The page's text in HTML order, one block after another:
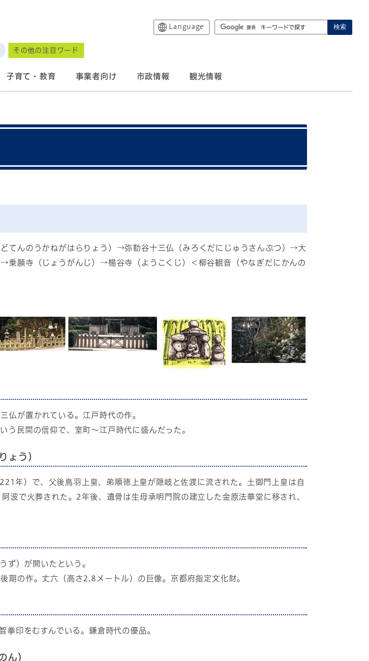
Language 検索
その他の注目ワード
子育て・教育 事業者向け 市政情報 観光情報
てんのうかねがはらりょう）→弥勒谷十三仏（みろくだにじゅうさんぶつ）→大
願寺（じょうがんじ）→楊谷寺（ようこくじ）＜柳谷観音（やなぎだにかんの
仏が置かれている。江戸時代の作。
う民間の信仰で、室町～江戸時代に盛んだった。
ょう）
年）で、父後鳥羽上皇、弟順徳上皇が隠岐と佐渡に流された。土御門上皇は自
波で火葬された。2年後、遺骨は生母承明門院の建立した金原法華堂に移され、
ず）が開いたという。
期の作。丈六（高さ2.8メートル）の巨像。京都府指定文化財。
印をむすんでいる。鎌倉時代の優品。
ん）